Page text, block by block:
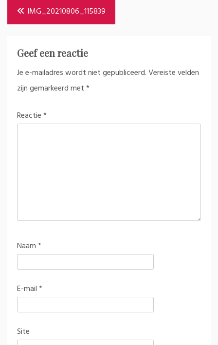
Bericht
navigatie
IMG_20210806_115839
Geef een reactie
Je e-mailadres wordt niet gepubliceerd.Vereiste velden
zijn gemarkeerd met*
Reactie*
Naam*
E-mail*
Site